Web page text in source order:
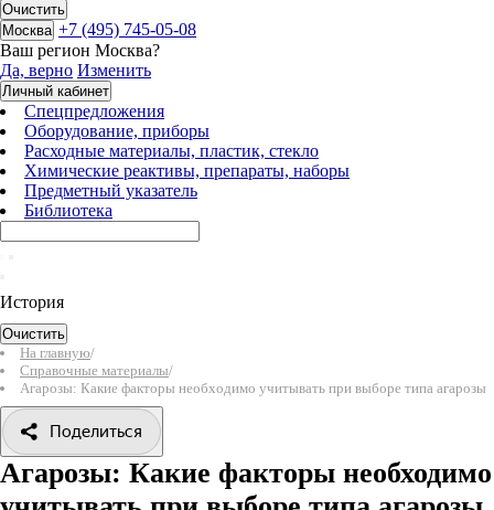
Очистить
Москва +7 (495) 745-05-08
Ваш регион Москва?
Да, верно Изменить
Личный кабинет
Спецпредложения
Оборудование, приборы
Расходные материалы, пластик, стекло
Химические реактивы, препараты, наборы
Предметный указатель
Библиотека
История
Очистить
На главную/
Справочные материалы/
Агарозы: Какие факторы необходимо учитывать при выборе типа агарозы
Поделиться
Агарозы: Какие факторы необходимо